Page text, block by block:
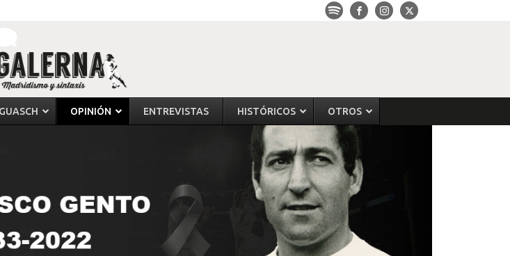
OPINIÓN ENTREVISTAS HISTÓRICOS OTROS